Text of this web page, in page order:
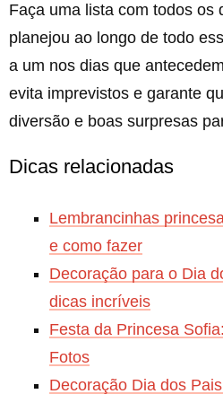
Faça uma lista com todos os
planejou ao longo de todo
a um nos dias que
evita imprevistos e garante
diversão e boas surpresas
Dicas relacionadas
Lembrancinhas
e como fazer
Decoração para o Dia
dicas incríveis
Festa da Princesa
Fotos
Decoração Dia dos